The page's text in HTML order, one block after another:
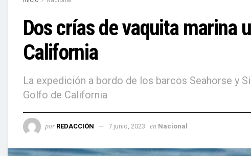
Dos crías de vaquita marina
California
La expedición a bordo de los barcos Seahorse y
Golfo de California
por REDACCIÓN 7 junio, 2023 en Nacional